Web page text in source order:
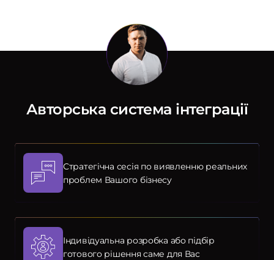
Авторська система інтеграції
Стратегічна сесія по виявленню реальних
проблем Вашого бізнесу
Індивідуальна розробка або підбір
готового рішення саме для Вас